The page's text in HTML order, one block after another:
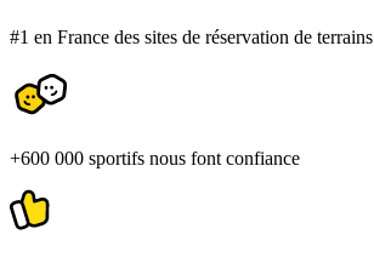
#1 en France des sites de réservation de terrains
+600 000 sportifs nous font confiance